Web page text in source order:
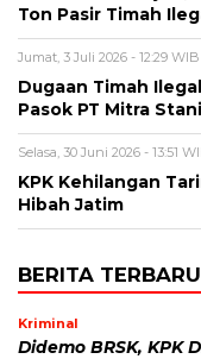
Ton Pasir Timah
Jumat, 3 Juli 2026 - 12:29 WIB
Dugaan Timah
Pasok PT Mitra
Selasa, 30 Juni 2026 - 13:51
KPK Kehilangan
Hibah Jatim
BERITA TERBARU
Kriminal
Didemo BRSK, KPK